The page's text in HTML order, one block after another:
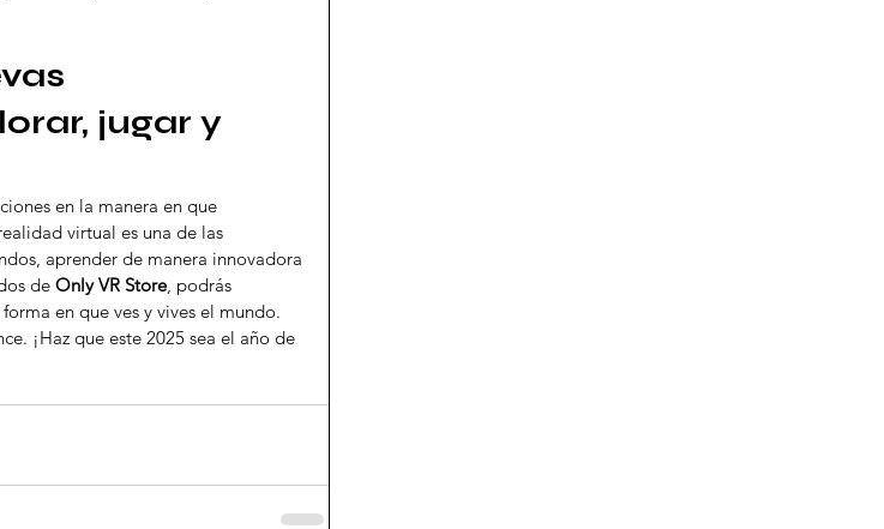
jugar y
en la manera en que
virtual es una de las
aprender de manera innovadora
de Only VR Store, podrás
en que ves y vives el mundo.
¡Haz que este 2025 sea el año de